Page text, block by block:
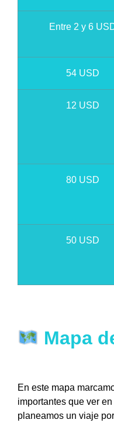
Entre 2 y 6
54 USD
12 USD
80 USD
50 USD
Mapa
En este mapa
importantes que ver
planeamos un viaje